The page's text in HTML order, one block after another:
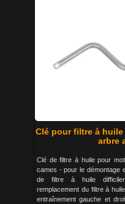
Clé pour filtre à
arbre
Clé de filtre à huile pour
cames - pour le démontage
de filtre à huile
remplacement du filtre à
entraînement gauche et